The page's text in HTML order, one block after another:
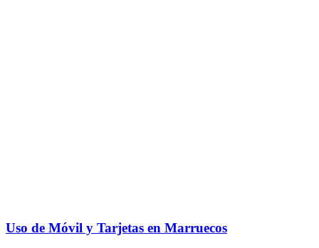
Uso de Móvil y Tarjetas en Marruecos